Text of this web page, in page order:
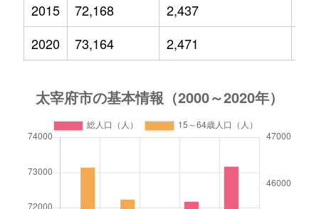
2015
72,168 2,437
2020
73,164 2,471